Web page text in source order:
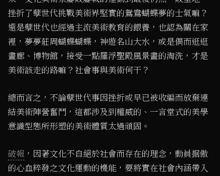
挫折了孽世代挑戰美術界堅實的鴛鴦蝴蝶夢的士氣嘛？
還是孽世代也經過主流美術教育的餵養，也認為關在家
裡，夢夢莊周蝴蝶蝴蝶，神遊名山大水，或是偶而逛逛
畫廊、博物館，接受一點羅浮聖殿風景畫的淘洗，才是
美術該走的路嘛？社會事與美術何干？
總而言之，不論孽世代事因挫折或早已被收編而放棄連
結美術陣營奮鬥，這都涉及到權威的、一言堂式的美學
意識型態所形塑的美術體質太過頑固。
破報 ，因著文化不自絕於社會而存在的理念，動員据傲
的心血粹發之文化運動的機能，要將實在社會內涵帶入